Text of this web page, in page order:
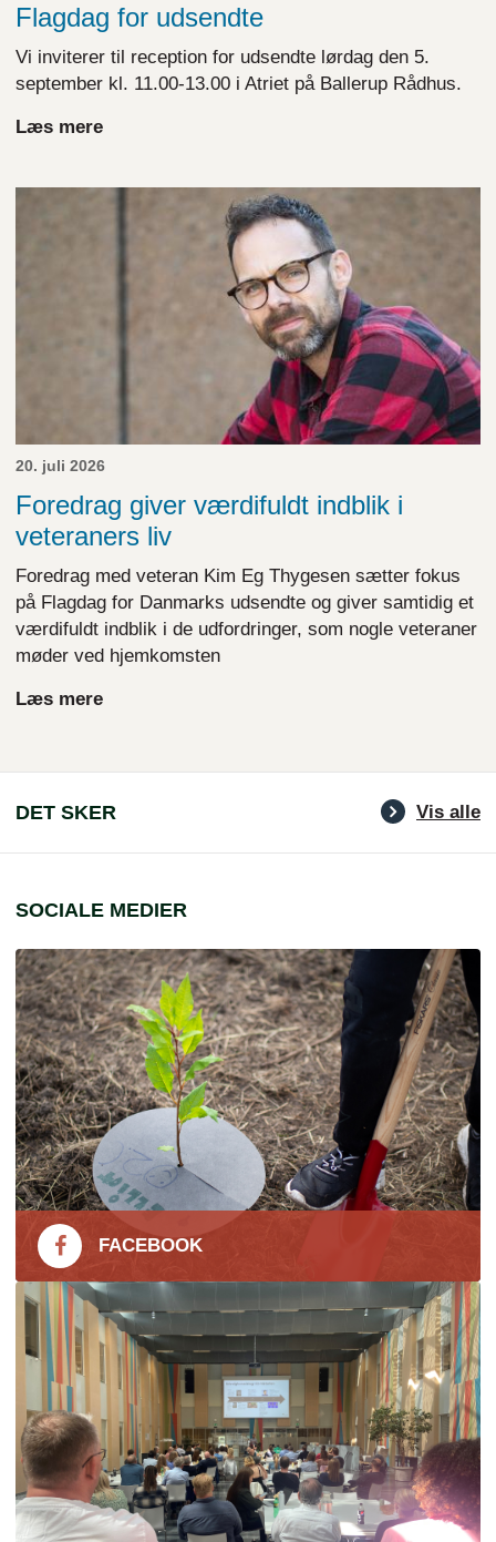
Flagdag for udsendte
Vi inviterer til reception for udsendte lørdag den 5.
september kl. 11.00-13.00 i Atriet på Ballerup Rådhus.
Læs mere
20. juli 2026
Foredrag giver værdifuldt indblik i
veteraners liv
Foredrag med veteran Kim Eg Thygesen sætter fokus
på Flagdag for Danmarks udsendte og giver samtidig et
værdifuldt indblik i de udfordringer, som nogle veteraner
møder ved hjemkomsten
Læs mere
DET SKER Vis alle
SOCIALE MEDIER
FACEBOOK